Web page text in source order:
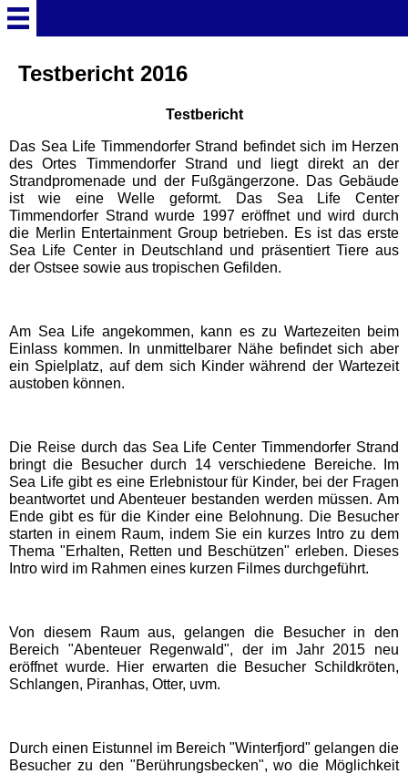
Startseite
Deutschland Überschrift
Freizeitparks
Baden-Württemberg
Freizeitparks
Europa-Park
Schwaben Park
Steinwasen Park
Tatzmania
Bärenhöhle
Bayern Freizeitparks
Testbericht 2016
Testbericht
Das Sea Life Timmendorfer Strand befindet sich im Herzen
des Ortes Timmendorfer Strand und liegt direkt an der
Strandpromenade und der Fußgängerzone. Das Gebäude
ist wie eine Welle geformt. Das Sea Life Center
Timmendorfer Strand wurde 1997 eröffnet und wird durch
die Merlin Entertainment Group betrieben. Es ist das erste
Sea Life Center in Deutschland und präsentiert Tiere aus
der Ostsee sowie aus tropischen Gefilden.
Am Sea Life angekommen, kann es zu Wartezeiten beim
Einlass kommen. In unmittelbarer Nähe befindet sich aber
ein Spielplatz, auf dem sich Kinder während der Wartezeit
austoben können.
Die Reise durch das Sea Life Center Timmendorfer Strand
bringt die Besucher durch 14 verschiedene Bereiche. Im
Sea Life gibt es eine Erlebnistour für Kinder, bei der Fragen
beantwortet und Abenteuer bestanden werden müssen. Am
Ende gibt es für die Kinder eine Belohnung. Die Besucher
starten in einem Raum, indem Sie ein kurzes Intro zu dem
Thema "Erhalten, Retten und Beschützen" erleben. Dieses
Intro wird im Rahmen eines kurzen Filmes durchgeführt.
Von diesem Raum aus, gelangen die Besucher in den
Bereich "Abenteuer Regenwald", der im Jahr 2015 neu
eröffnet wurde. Hier erwarten die Besucher Schildkröten,
Schlangen, Piranhas, Otter, uvm.
Durch einen Eistunnel im Bereich "Winterfjord" gelangen die
Besucher zu den "Berührungsbecken", wo die Möglichkeit